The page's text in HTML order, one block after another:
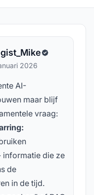
2026
AI-
maar blijf
vraag:
informatie die ze
de
in de tijd.